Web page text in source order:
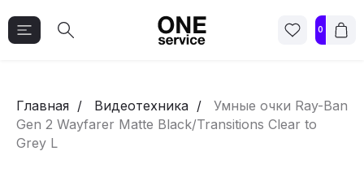
0
Главная Видеотехника
Умные очки Ray-Ban
Gen 2 Wayfarer Matte Black/Transitions Clear to
Grey L